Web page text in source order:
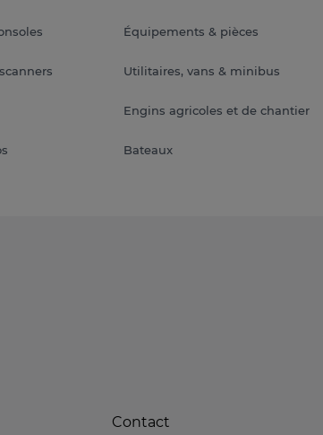
Équipements & pièces
Utilitaires, vans & minibus
Engins agricoles et de chantier
Bateaux
Contact